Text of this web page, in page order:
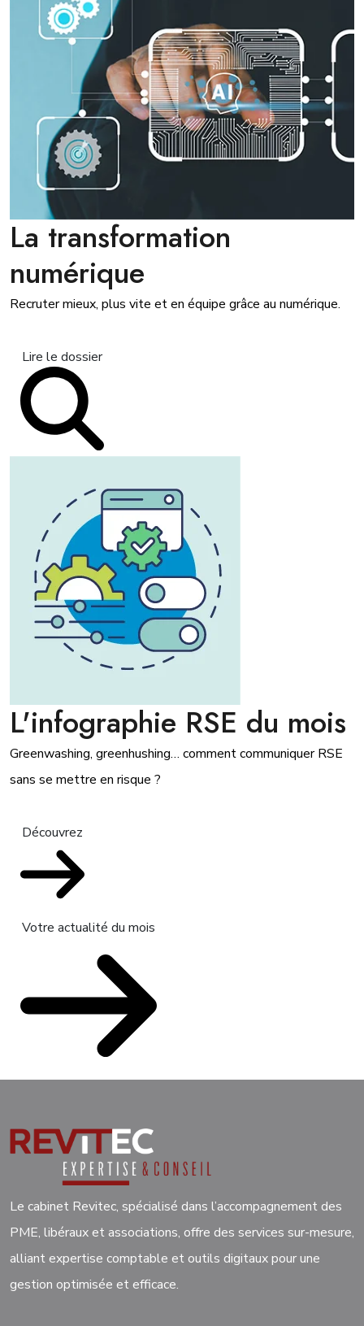
La transformation
numérique
Recruter mieux, plus vite et en équipe grâce au numérique.
Lire le dossier
L'infographie RSE du mois
Greenwashing, greenhushing… comment communiquer RSE
sans se mettre en risque ?
Découvrez
Votre actualité du mois
Le cabinet Revitec, spécialisé dans l’accompagnement des
PME, libéraux et associations, offre des services sur-mesure,
alliant expertise comptable et outils digitaux pour une
gestion optimisée et efficace.